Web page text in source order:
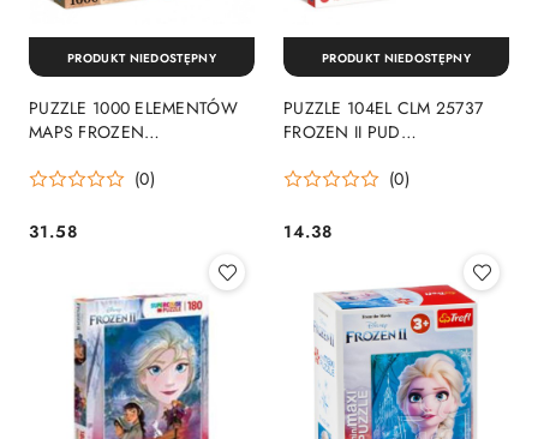
PUZZLE 1000 ELEMENTÓW
MAPS FROZEN
CLEMENTONI (0)
Cena:
31.58
PRODUKT NIEDOSTĘPNY
PUZZLE 104EL CLM 25737
FROZEN II PUD
CLEMENTONI (0)
Cena:
14.38
PRODUKT NIEDOSTĘPNY